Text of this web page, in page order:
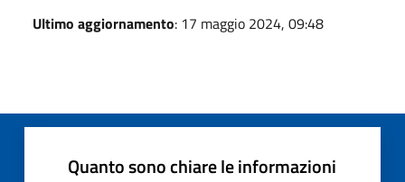
Ultimo aggiornamento: 17 maggio 2024, 09:48
Quanto sono chiare le informazioni